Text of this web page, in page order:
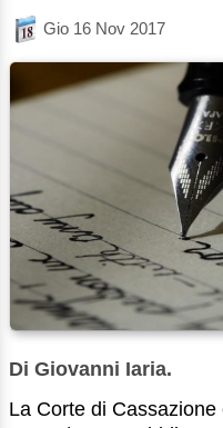
Gio 16 Nov 2017
Di Giovanni Iaria.
La Corte di